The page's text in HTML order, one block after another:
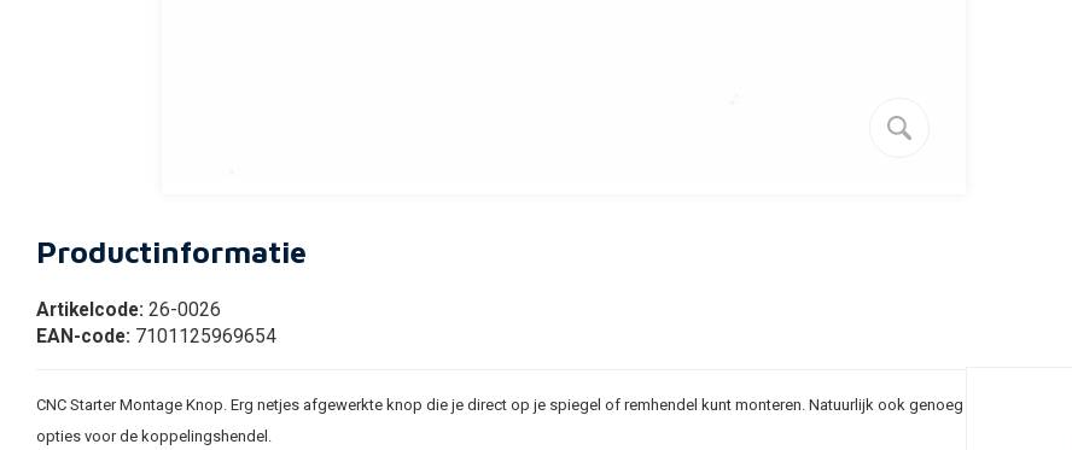
Productinformatie
Artikelcode: 26-0026
EAN-code: 7101125969654
CNC Starter Montage Knop. Erg netjes afgewerkte knop die je direct op je spiegel of remhendel kunt monteren. Natuurlijk ook genoeg
opties voor de koppelingshendel.